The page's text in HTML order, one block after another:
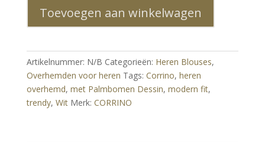
Fit Heren
Overhemd
Palmbomen
Dessin
–
Wit
aantal
Toevoegen aan winkelwagen
Artikelnummer: N/B Categorieën: Heren Blouses,
Overhemden voor heren Tags: Corrino, heren
overhemd, met Palmbomen Dessin, modern fit,
trendy, Wit Merk: CORRINO